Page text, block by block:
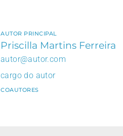
AUTOR PRINCIPAL
Priscilla Martins Ferreira
autor@autor.com
cargo do autor
COAUTORES